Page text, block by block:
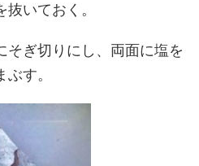
いておく。
そぎ切りにし、両面に塩を
す。